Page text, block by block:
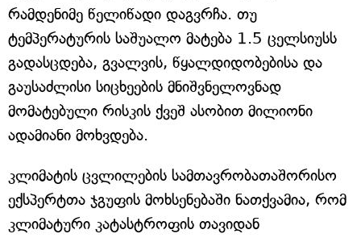
რამდენიმე წელიწადი დაგვრჩა. თუ
ტემპერატურის საშუალო მატება 1.5 ცელსიუსს
გადასცდება, გვალვის, წყალდიდობებისა და
გაუსაძლისი სიცხეების მნიშვნელოვნად
მომატებული რისკის ქვეშ ასობით მილიონი
ადამიანი მოხვდება.
კლიმატის ცვლილების სამთავრობათაშორისო
ექსპერტთა ჯგუფის მოხსენებაში ნათქვამია, რომ
კლიმატური კატასტროფის თავიდან